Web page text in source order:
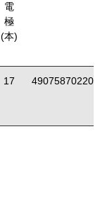
電
極
(本)
17